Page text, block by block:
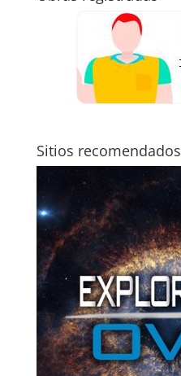
Sitios recomendados